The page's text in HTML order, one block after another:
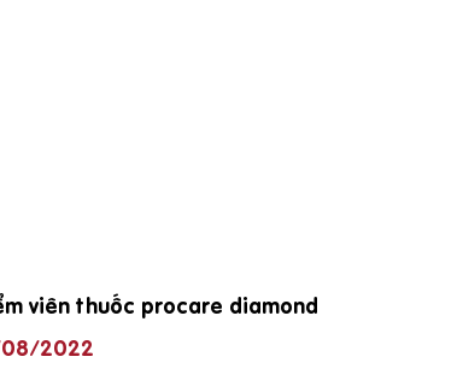
viên thuốc procare diamond
2022